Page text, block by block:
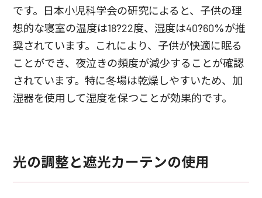
です。日本小児科学会の研究によると、子供の理
想的な寝室の温度は18?22度、湿度は40?60%が推
奨されています。これにより、子供が快適に眠る
ことができ、夜泣きの頻度が減少することが確認
されています。特に冬場は乾燥しやすいため、加
湿器を使用して湿度を保つことが効果的です。
光の調整と遮光カーテンの使用